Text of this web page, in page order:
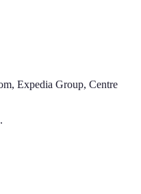
Expedia Group, Centre